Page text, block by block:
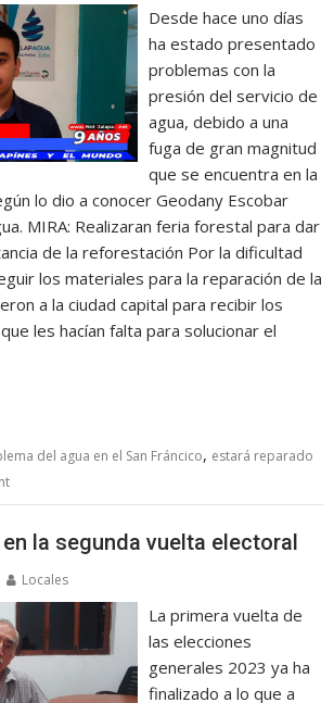
Desde hace uno días
ha estado presentado
problemas con la
presión del servicio de
agua, debido a una
fuga de gran magnitud
que se encuentra en la
lo dio a conocer Geodany Escobar
MIRA: Realizaran feria forestal para dar
de la reforestación Por la dificultad
los materiales para la reparación de la
a la ciudad capital para recibir los
les hacían falta para solucionar el
del agua en el San Fráncico, estará reparado
la segunda vuelta electoral
Locales
La primera vuelta de
las elecciones
generales 2023 ya ha
finalizado a lo que a